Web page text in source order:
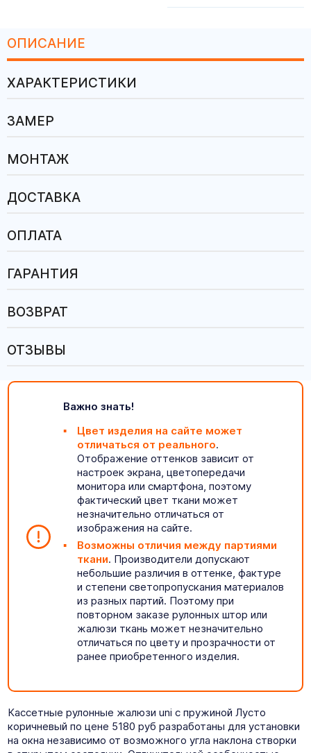
ОПИСАНИЕ
ХАРАКТЕРИСТИКИ
ЗАМЕР
МОНТАЖ
ДОСТАВКА
ОПЛАТА
ГАРАНТИЯ
ВОЗВРАТ
ОТЗЫВЫ
Важно знать!
Цвет изделия на сайте может
отличаться от реального.
Отображение оттенков зависит от
настроек экрана, цветопередачи
монитора или смартфона, поэтому
фактический цвет ткани может
незначительно отличаться от
изображения на сайте.
Возможны отличия между партиями
ткани. Производители допускают
небольшие различия в оттенке, фактуре
и степени светопропускания материалов
из разных партий. Поэтому при
повторном заказе рулонных штор или
жалюзи ткань может незначительно
отличаться по цвету и прозрачности от
ранее приобретенного изделия.
Кассетные рулонные жалюзи uni с пружиной Лусто
коричневый по цене 5180 руб разработаны для установки
на окна независимо от возможного угла наклона створки